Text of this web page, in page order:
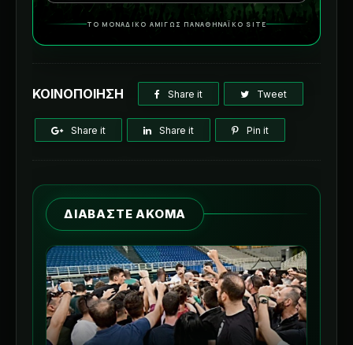
ΤΟ ΜΟΝΑΔΙΚΟ ΑΜΙΓΩΣ ΠΑΝΑΘΗΝΑΪΚΟ SITE
ΚΟΙΝΟΠΟΙΗΣΗ Share it Tweet
Share it Share it Pin it
ΔΙΑΒΑΣΤΕ ΑΚΟΜΑ